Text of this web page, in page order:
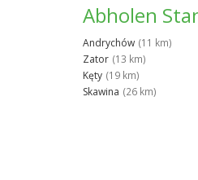
Abholen
Andrychów (11 km)
Zator (13 km)
Kęty (19 km)
Skawina (26 km)